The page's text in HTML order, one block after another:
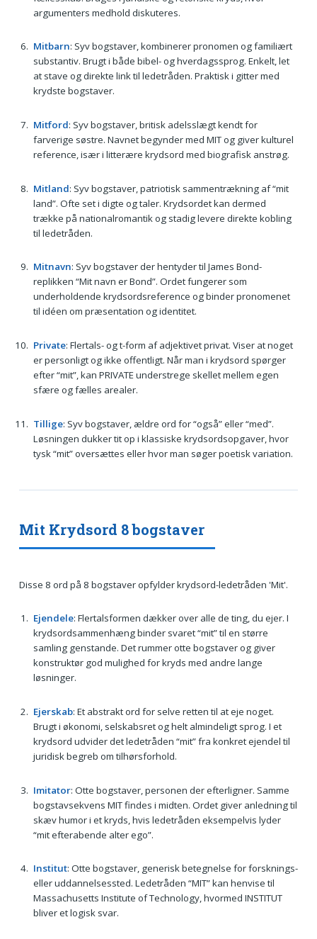
argumenters medhold diskuteres.
Mitbarn: Syv bogstaver, kombinerer pronomen og familiært
substantiv. Brugt i både bibel- og hverdagssprog. Enkelt, let
at stave og direkte link til ledetråden. Praktisk i gitter med
krydste bogstaver.
Mitford: Syv bogstaver, britisk adelsslægt kendt for
farverige søstre. Navnet begynder med MIT og giver kulturel
reference, især i litterære krydsord med biografisk anstrøg.
Mitland: Syv bogstaver, patri­otisk sammentrækning af “mit
land”. Ofte set i digte og taler. Krydsordet kan dermed
trække på nationalromantik og stadig levere direkte kobling
til ledetråden.
Mitnavn: Syv bogstaver der hentyder til James Bond-
replikken “Mit navn er Bond”. Ordet fungerer som
underholdende krydsords­refer­ence og binder pronomenet
til idéen om præsentation og identitet.
Private: Flertals- og t-form af adjektivet privat. Viser at noget
er personligt og ikke offentligt. Når man i krydsord spørger
efter “mit”, kan PRIVATE understrege skellet mellem egen
sfære og fælles arealer.
Tillige: Syv bogstaver, ældre ord for “også” eller “med”.
Løsningen dukker tit op i klassiske krydsordsopgaver, hvor
tysk “mit” oversættes eller hvor man søger poetisk variation.
Mit Krydsord 8 bogstaver
Disse 8 ord på 8 bogstaver opfylder krydsord-ledetråden 'Mit'.
Ejendele: Flertalsformen dækker over alle de ting, du ejer. I
krydsordsammenhæng binder svaret “mit” til en større
samling genstande. Det rummer otte bogstaver og giver
konstruktør god mulighed for kryds med andre lange
løsninger.
Ejerskab: Et abstrakt ord for selve retten til at eje noget.
Brugt i økonomi, selskabsret og helt almindeligt sprog. I et
krydsord udvider det ledetråden “mit” fra konkret ejendel til
juridisk begreb om tilhørsforhold.
Imitator: Otte bogstaver, personen der efterligner. Samme
bogstavsekvens MIT findes i midten. Ordet giver anledning til
skæv humor i et kryds, hvis ledetråden eksempelvis lyder
“mit efterabende alter ego”.
Institut: Otte bogstaver, generisk betegnelse for forsknings-
eller uddannelsessted. Ledetråden “MIT” kan henvise til
Massachusetts Institute of Technology, hvormed INSTITUT
bliver et logisk svar.